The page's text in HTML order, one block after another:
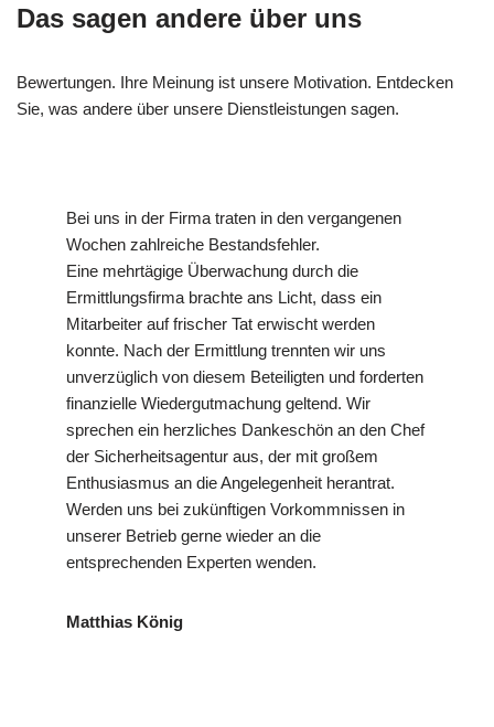
Das sagen andere über uns
Bewertungen. Ihre Meinung ist unsere Motivation. Entdecken
Sie, was andere über unsere Dienstleistungen sagen.
Bei uns in der Firma traten in den vergangenen
Wochen zahlreiche Bestandsfehler.
Eine mehrtägige Überwachung durch die
Ermittlungsfirma brachte ans Licht, dass ein
Mitarbeiter auf frischer Tat erwischt werden
konnte. Nach der Ermittlung trennten wir uns
unverzüglich von diesem Beteiligten und forderten
finanzielle Wiedergutmachung geltend. Wir
sprechen ein herzliches Dankeschön an den Chef
der Sicherheitsagentur aus, der mit großem
Enthusiasmus an die Angelegenheit herantrat.
Werden uns bei zukünftigen Vorkommnissen in
unserer Betrieb gerne wieder an die
entsprechenden Experten wenden.
Matthias König